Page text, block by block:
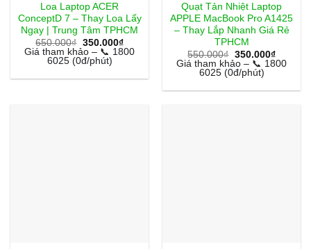
Loa Laptop ACER
ConceptD 7 – Thay Loa Lấy
Ngay | Trung Tâm TPHCM
650.000₫ Giá
gốc
là:
650.000₫.
350.000₫Giá
hiện
350.000₫.
Giá tham khảo – 📞 1800
6025 (0đ/phút)
Quạt Tản Nhiệt Laptop
APPLE MacBook Pro A1425
– Thay Lắp Nhanh Giá Rẻ
TPHCM
550.000₫ Giá
gốc
là:
550.000₫.
350.000₫Giá
hiện
Giá tham khảo – 📞 1800
6025 (0đ/phút)